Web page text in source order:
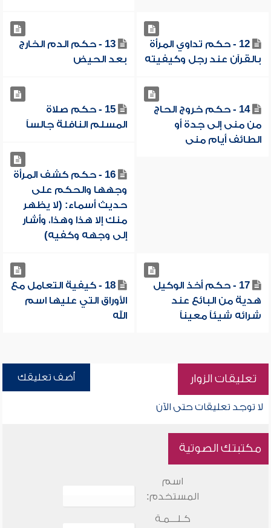
12 - حكم تداوي المرأة
بالقرآن عند رجل وكيفيته
13 - حكم الدم الخارج
بعد الحيض
14 - حكم خروج الحاج
من منى إلى جدة أو
الطائف أيام منى
15 - حكم صلاة
المسلم النافلة جالساً
16 - حكم كشف المرأة
وجهها والحكم على
حديث أسماء: (لا يظهر
منك إلا هذا وهذا، وأشار
إلى وجهه وكفيه)
17 - حكم أخذ الوكيل
هدية من البائع عند
شرائه شيئاً معيناً
18 - كيفية التعامل مع
الأوراق التي عليها اسم
الله
تعليقات الزوار أضف تعليقك
لا توجد تعليقات حتى الآن
مكتبتك الصوتية
اسم
المستخدم:
كـلـــمـة